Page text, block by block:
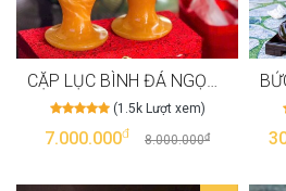
CẶP LỤC BÌNH ĐÁ NGỌC HOÀNG LONG CAO 30CM T3543
(1.5k Lượt xem)
7.000.000đ 8.000.000đ